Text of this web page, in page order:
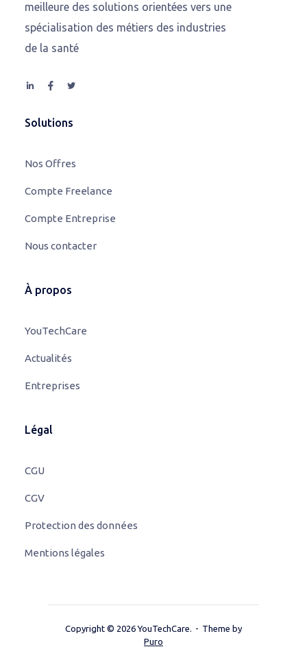
meilleure des solutions orientées vers une
spécialisation des métiers des industries
de la santé
Solutions
Nos Offres
Compte Freelance
Compte Entreprise
Nous contacter
À propos
YouTechCare
Actualités
Entreprises
Légal
CGU
CGV
Protection des données
Mentions légales
Copyright © 2026 YouTechCare.
Theme by
Puro